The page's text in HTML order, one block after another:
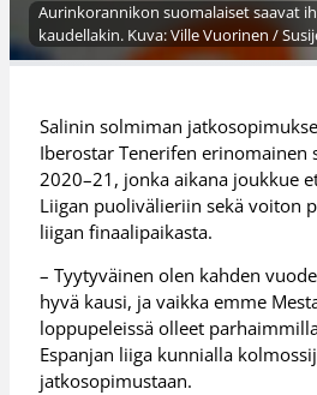
Aurinkorannikon suomalaiset saavat
kaudellakin. Kuva: Ville Vuorinen /
Salinin solmiman
Iberostar Tenerifen erinomainen
2020–21, jonka aikana joukkue
Liigan puolivälieriin sekä voiton
liigan finaalipaikasta.
– Tyytyväinen olen kahden
hyvä kausi, ja vaikka emme
loppupeleissä olleet
Espanjan liiga kunnialla
jatkosopimustaan.